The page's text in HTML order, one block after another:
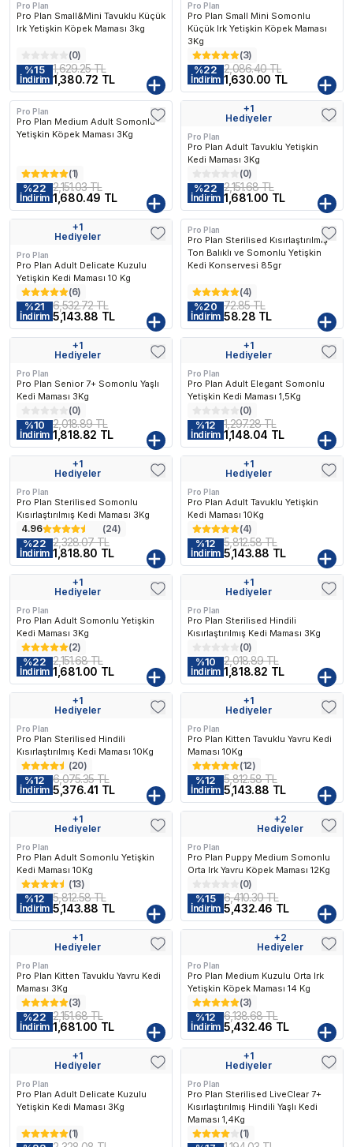
Pro Plan
Pro Plan Small&Mini Tavuklu Küçük
Irk Yetişkin Köpek Maması 3kg
(0)
%15
İndirim
1,629.25 TL
1,380.72 TL
Pro Plan
Pro Plan Small Mini Somonlu
Küçük Irk Yetişkin Köpek Maması
3Kg
(3)
%22
İndirim
2,086.40 TL
1,630.00 TL
Kargo Bedava
Çok Favorilenen En Çok Favorilenen En Çok
Pro Plan
Pro Plan Medium Adult Somonlu
Yetişkin Köpek Maması 3Kg
(1)
%22
İndirim
2,151.03 TL
1,680.49 TL
Kargo Bedava+1
Hediyeler
Pro Plan
Pro Plan Adult Tavuklu Yetişkin
Kedi Maması 3Kg
(0)
%22
İndirim
2,151.68 TL
1,681.00 TL
Kargo Bedava+1
Hediyeler
Pro Plan
Pro Plan Adult Delicate Kuzulu
Yetişkin Kedi Maması 10 Kg
(6)
%21
İndirim
6,532.72 TL
5,143.88 TL
Pro Plan
Pro Plan Sterilised Kısırlaştırılmış
Ton Balıklı ve Somonlu Yetişkin
Kedi Konservesi 85gr
(4)
%20
İndirim
72.85 TL
58.28 TL
Kargo Bedava+1
Hediyeler
Pro Plan
Pro Plan Senior 7+ Somonlu Yaşlı
Kedi Maması 3Kg
(0)
%10
İndirim
2,018.89 TL
1,818.82 TL
Kargo Bedava+1
Hediyeler
Pro Plan
Pro Plan Adult Elegant Somonlu
Yetişkin Kedi Maması 1,5Kg
(0)
%12
İndirim
1,297.28 TL
1,148.04 TL
Kargo Bedava+1
Hediyeler
Pro Plan
Pro Plan Sterilised Somonlu
Kısırlaştırılmış Kedi Maması 3Kg
4.96 (24)
%22
İndirim
2,328.07 TL
1,818.80 TL
Kargo Bedava+1
Hediyeler
Pro Plan
Pro Plan Adult Tavuklu Yetişkin
Kedi Maması 10Kg
(4)
%12
İndirim
5,812.58 TL
5,143.88 TL
Kargo Bedava+1
Hediyeler
Pro Plan
Pro Plan Adult Somonlu Yetişkin
Kedi Maması 3Kg
(2)
%22
İndirim
2,151.68 TL
1,681.00 TL
Kargo Bedava+1
Hediyeler
Pro Plan
Pro Plan Sterilised Hindili
Kısırlaştırılmış Kedi Maması 3Kg
(0)
%10
İndirim
2,018.89 TL
1,818.82 TL
Kargo Bedava+1
Hediyeler
Pro Plan
Pro Plan Sterilised Hindili
Kısırlaştırılmış Kedi Maması 10Kg
(20)
%12
İndirim
6,075.35 TL
5,376.41 TL
Kargo Bedava+1
Hediyeler
Pro Plan
Pro Plan Kitten Tavuklu Yavru Kedi
Maması 10Kg
(12)
%12
İndirim
5,812.58 TL
5,143.88 TL
Kargo Bedava
Çok Favorilenen En Çok Favorilenen En Çok
+1
Hediyeler
Pro Plan
Pro Plan Adult Somonlu Yetişkin
Kedi Maması 10Kg
(13)
%12
İndirim
5,812.58 TL
5,143.88 TL
+2
Hediyeler
Pro Plan
Pro Plan Puppy Medium Somonlu
Orta Irk Yavru Köpek Maması 12Kg
(0)
%15
İndirim
6,410.30 TL
5,432.46 TL
Kargo Bedava+1
Hediyeler
Pro Plan
Pro Plan Kitten Tavuklu Yavru Kedi
Maması 3Kg
(3)
%22
İndirim
2,151.68 TL
1,681.00 TL
+2
Hediyeler
Pro Plan
Pro Plan Medium Kuzulu Orta Irk
Yetişkin Köpek Maması 14 Kg
(3)
%12
İndirim
6,138.68 TL
5,432.46 TL
Kargo Bedava+1
Hediyeler
Pro Plan
Pro Plan Adult Delicate Kuzulu
Yetişkin Kedi Maması 3Kg
(1)
+1
Hediyeler
Pro Plan
Pro Plan Sterilised LiveClear 7+
Kısırlaştırılmış Hindili Yaşlı Kedi
Maması 1,4Kg
(1)